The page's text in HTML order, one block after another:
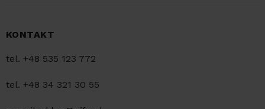
KONTAKT
tel. +48 535 123 772
tel. +48 34 321 30 55